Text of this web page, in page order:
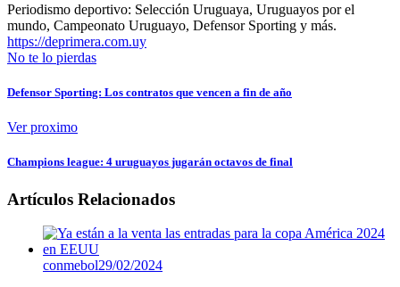
Periodismo deportivo: Selección Uruguaya, Uruguayos por el
mundo, Campeonato Uruguayo, Defensor Sporting y más.
https://deprimera.com.uy
No te lo pierdas
Defensor Sporting: Los contratos que vencen a fin de año
Ver proximo
Champions league: 4 uruguayos jugarán octavos de final
Artículos Relacionados
conmebol29/02/2024